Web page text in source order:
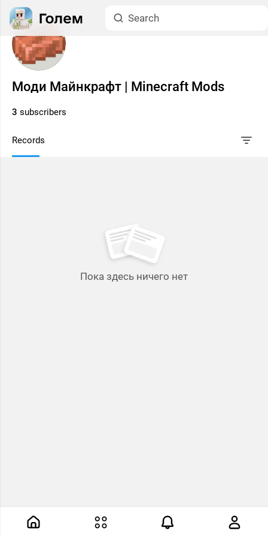
Моди Майнкрафт | Minecraft Mods
3 subscribers
Records
Пока здесь ничего нет